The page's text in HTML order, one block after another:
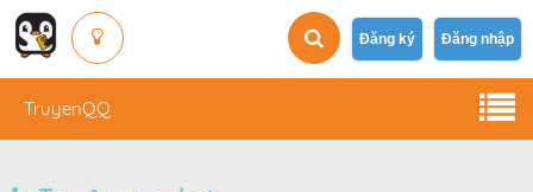
Đăng ký Đăng nhập
TruyenQQ